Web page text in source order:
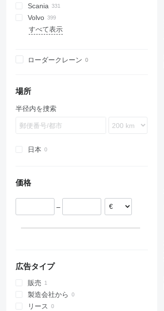
XF
YHZ
Eurotrakker
Magirus
Stralis
Turbo Daily
KAT
L2000
LE
TGL
Antos
Arocs
Atego
LK
Unimog
Vario
Atleon
Cabstar
NT
C-series
D-series
D Wide
Magnum
Midlum
Premium
T-series
Scania
G-series
K-series
P-series
F3000
H3000
X3000
371
T5G
E-series
12M18
19S
815
T-series
Dyna
Hiace
Constellation
Crafter
Volvo
A-series
FL
N-series
VM
131
すべて表示
ローダークレーン
場所
半径内を捜索
日本
価格
–
広告タイプ
販売
製造会社から
リース